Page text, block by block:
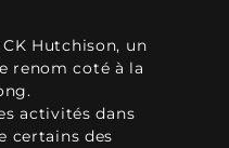
Hutchison, un
renom coté à la
activités dans
certains des